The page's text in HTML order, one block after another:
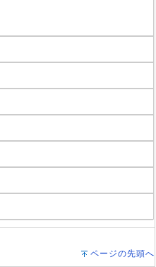
ページの先頭へ